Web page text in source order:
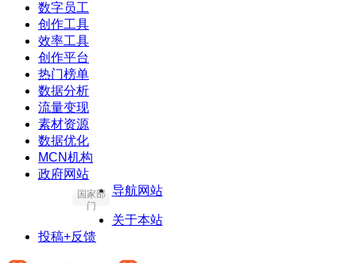
数字员工
创作工具
效率工具
创作平台
热门榜单
数据分析
流量变现
素材资源
数据优化
MCN机构
政府网站
国家部
门
导航网站
关于本站
投稿+反馈